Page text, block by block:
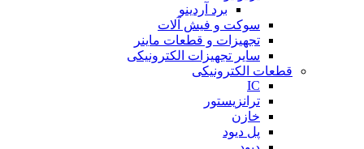
برد آردینو
سوکت و فیش آلات
تجهیزات و قطعات ماینر
سایر تجهیزات الکترونیکی
قطعات الکترونیکی
IC
ترانزیستور
خازن
پل دیود